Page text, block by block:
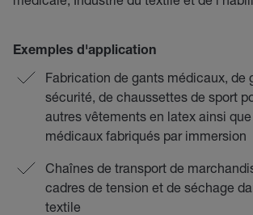
Exemples d'application
Fabrication de gants médicaux, de
sécurité, de chaussettes de sport
autres vêtements en latex ainsi
médicaux fabriqués par immersion
Chaînes de transport de
cadres de tension et de séchage
textile